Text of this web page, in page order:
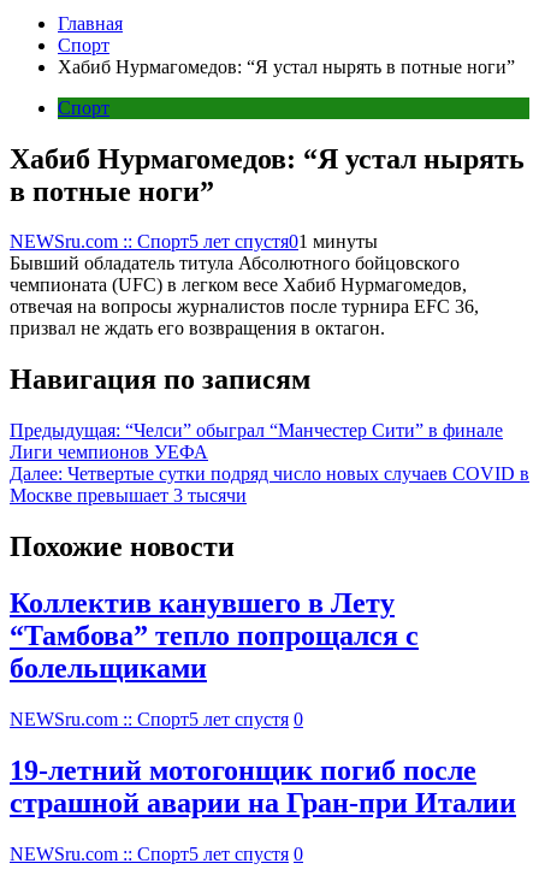
Главная
Спорт
Хабиб Нурмагомедов: “Я устал нырять в потные ноги”
Спорт
Хабиб Нурмагомедов: “Я устал нырять
в потные ноги”
NEWSru.com :: Спорт5 лет спустя01 минуты
Бывший обладатель титула Абсолютного бойцовского
чемпионата (UFC) в легком весе Хабиб Нурмагомедов,
отвечая на вопросы журналистов после турнира EFC 36,
призвал не ждать его возвращения в октагон.
Навигация по записям
Предыдущая: “Челси” обыграл “Манчестер Сити” в финале
Лиги чемпионов УЕФА
Далее: Четвертые сутки подряд число новых случаев COVID в
Москве превышает 3 тысячи
Похожие новости
Коллектив канувшего в Лету
“Тамбова” тепло попрощался с
болельщиками
NEWSru.com :: Спорт5 лет спустя 0
19-летний мотогонщик погиб после
страшной аварии на Гран-при Италии
NEWSru.com :: Спорт5 лет спустя 0